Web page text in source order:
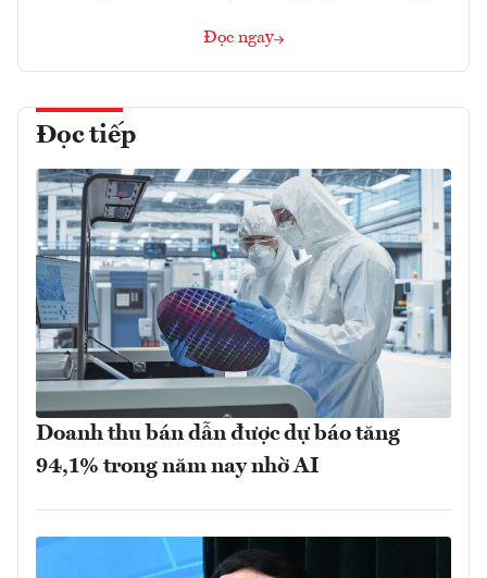
Đọc ngay
Đọc tiếp
Doanh thu bán dẫn được dự báo tăng
94,1% trong năm nay nhờ AI